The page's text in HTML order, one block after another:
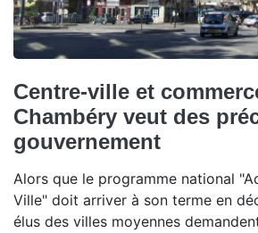
Centre-ville et
Chambéry veut des
gouvernement
Alors que le programme national
Ville" doit arriver à son terme en
élus des villes moyennes